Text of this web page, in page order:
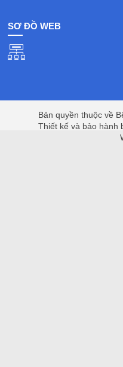
SƠ ĐỒ WEB
Bản quyền thuộc về
Thiết kế và bảo hành